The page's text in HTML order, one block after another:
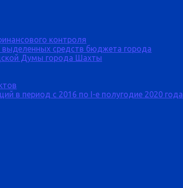
контроля
средств бюджета города
Думы города Шахты
в период с 2016 по I-е полугодие 2020 года